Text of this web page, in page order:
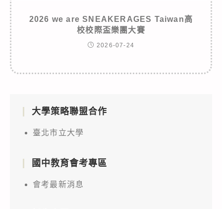
2026 we are SNEAKERAGES Taiwan高
校校際盃樂團大賽
2026-07-24
大學策略聯盟合作
臺北市立大學
國中教育會考專區
會考最新消息